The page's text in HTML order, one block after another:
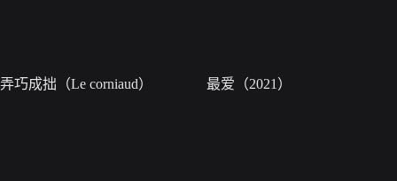
弄巧成拙（Le corniaud） 最爱（2021）